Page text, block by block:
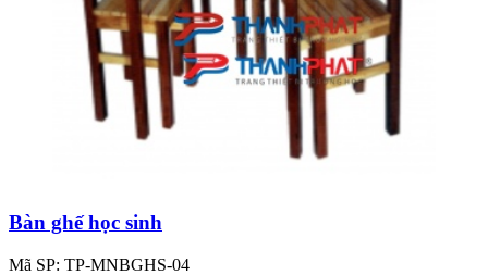
Bàn ghế học sinh
Mã SP: TP-MNBGHS-04